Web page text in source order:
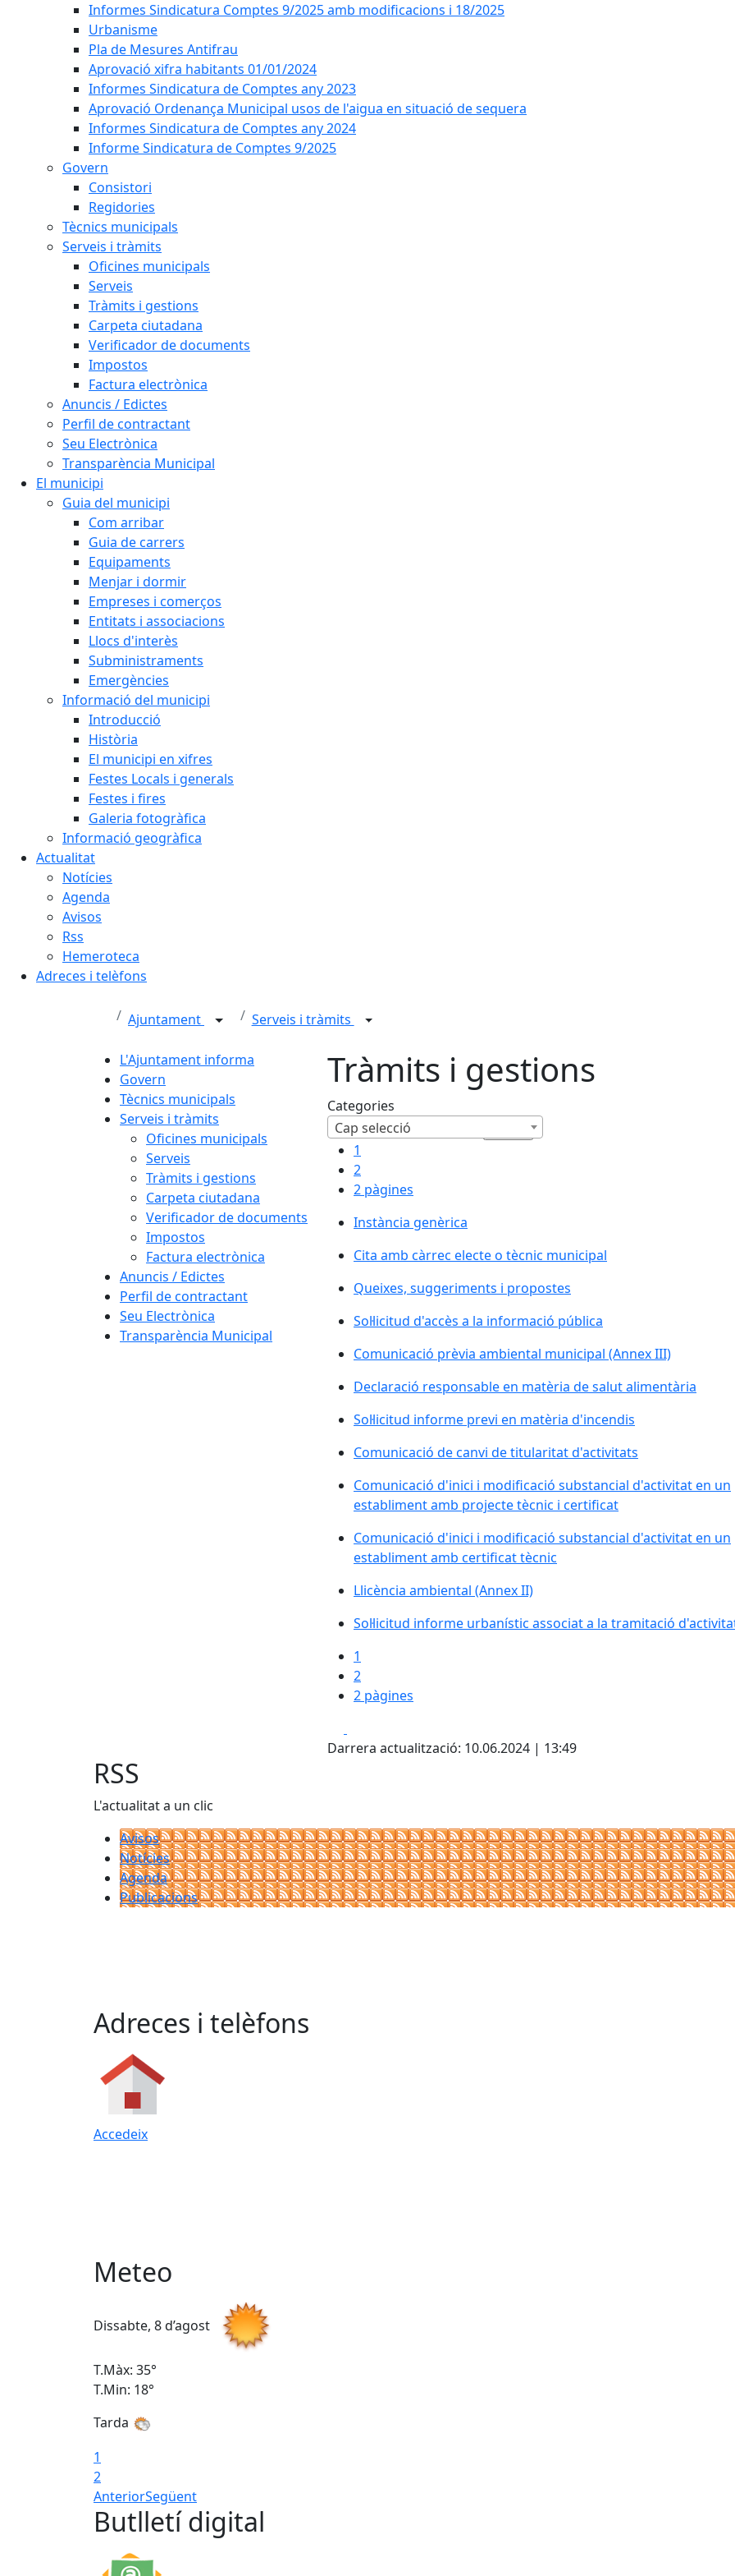
Informes Sindicatura Comptes 9/2025 amb modificacions i 18/2025
Urbanisme
Pla de Mesures Antifrau
Aprovació xifra habitants 01/01/2024
Informes Sindicatura de Comptes any 2023
Aprovació Ordenança Municipal usos de l'aigua en situació de sequera
Informes Sindicatura de Comptes any 2024
Informe Sindicatura de Comptes 9/2025
Govern
Consistori
Regidories
Tècnics municipals
Serveis i tràmits
Oficines municipals
Serveis
Tràmits i gestions
Carpeta ciutadana
Verificador de documents
Impostos
Factura electrònica
Anuncis / Edictes
Perfil de contractant
Seu Electrònica
Transparència Municipal
El municipi
Guia del municipi
Com arribar
Guia de carrers
Equipaments
Menjar i dormir
Empreses i comerços
Entitats i associacions
Llocs d'interès
Subministraments
Emergències
Informació del municipi
Introducció
Història
El municipi en xifres
Festes Locals i generals
Festes i fires
Galeria fotogràfica
Informació geogràfica
Actualitat
Notícies
Agenda
Avisos
Rss
Hemeroteca
Adreces i telèfons
Ajuntament Serveis i tràmits
L'Ajuntament informa
Govern
Tècnics municipals
Serveis i tràmits
Oficines municipals
Serveis
Tràmits i gestions
Carpeta ciutadana
Verificador de documents
Impostos
Factura electrònica
Anuncis / Edictes
Perfil de contractant
Seu Electrònica
Transparència Municipal
Tràmits i gestions
Categories
Cap selecció
1
2
2 pàgines
Instància genèrica
Cita amb càrrec electe o tècnic municipal
Queixes, suggeriments i propostes
Sol·licitud d'accès a la informació pública
Comunicació prèvia ambiental municipal (Annex III)
Declaració responsable en matèria de salut alimentària
Sol·licitud informe previ en matèria d'incendis
Comunicació de canvi de titularitat d'activitats
Comunicació d'inici i modificació substancial d'activitat en un
establiment amb projecte tècnic i certificat
Comunicació d'inici i modificació substancial d'activitat en un
establiment amb certificat tècnic
Llicència ambiental (Annex II)
Sol·licitud informe urbanístic associat a la tramitació
1
2
2 pàgines
Darrera actualització: 10.06.2024 | 13:49
RSS
L'actualitat a un clic
Avisos
Notícies
Agenda
Publicacions
Adreces i telèfons
Accedeix
Meteo
Dissabte, 8 d’agost
T.Màx: 35°
T.Min: 18°
Tarda
1
2
AnteriorSegüent
Butlletí digital